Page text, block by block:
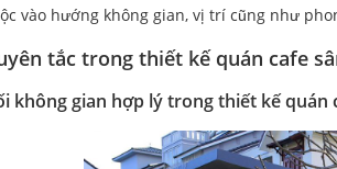
vào hướng không gian, vị trí cũng như
tắc trong thiết kế quán cafe
không gian hợp lý trong thiết kế quán